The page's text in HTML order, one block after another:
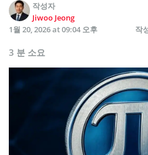
작성자
Jiwoo Jeong
1월 20, 2026 at 09:04 오후
작
3 분 소요